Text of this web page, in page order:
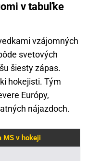
v tabuľke
vzájomných
svetových
šiesty zápas.
hokejisti. Tým
Európy,
nájazdoch.
MS v hokeji